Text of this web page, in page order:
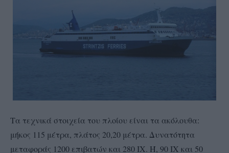
Τα τεχνικά στοιχεία του πλοίου είναι τα ακόλουθα:
μήκος 115 μέτρα, πλάτος 20,20 μέτρα. Δυνατότητα
μεταφοράς 1200 επιβατών και 280 ΙΧ. Ή, 90 ΙΧ και 50